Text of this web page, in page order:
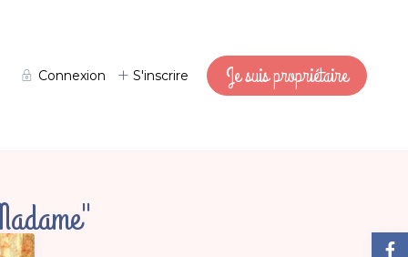
Connexion S'inscrire Je suis propriétaire